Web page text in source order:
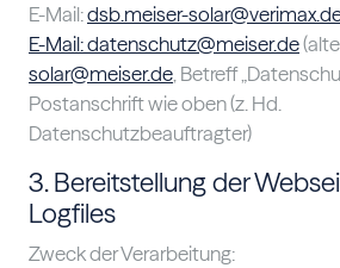
E-Mail:dsb.meiser-
E-Mail:datenschutz@meiser.de
solar@meiser.de, Betreff
Postanschrift wie oben (z. Hd.
Datenschutzbeauftragter)
3. Bereitstellung der
Logfiles
Zweck der Verarbeitung: